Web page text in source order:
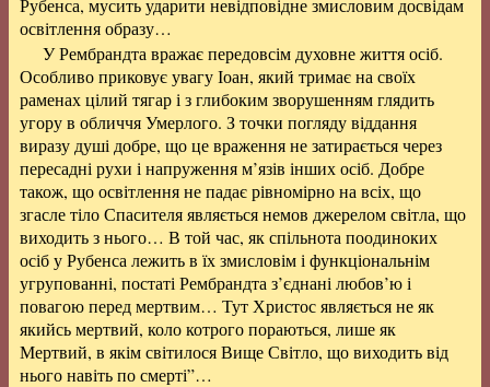
Рубенса, мусить ударити невідповідне змисловим досвідам
освітлення образу…
У Рембрандта вражає передовсім духовне життя осіб.
Особливо приковує увагу Іоан, який тримає на своїх
раменах цілий тягар і з глибоким зворушенням глядить
угору в обличчя Умерлого. З точки погляду віддання
виразу душі добре, що це враження не затирається через
пересадні рухи і напруження м’язів інших осіб. Добре
також, що освітлення не падає рівномірно на всіх, що
згасле тіло Спасителя являється немов джерелом світла, що
виходить з нього… В той час, як спільнота поодиноких
осіб у Рубенса лежить в їх змисловім і функціональнім
угрупованні, постаті Рембрандта з’єднані любов’ю і
повагою перед мертвим… Тут Христос являється не як
якийсь мертвий, коло котрого пораються, лише як
Мертвий, в якім світилося Вище Світло, що виходить від
нього навіть по смерті”…